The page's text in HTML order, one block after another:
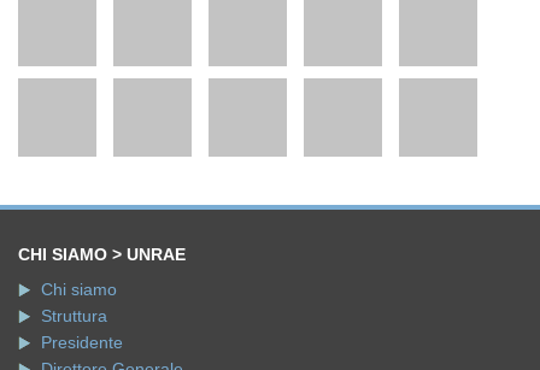
CHI SIAMO > UNRAE
Chi siamo
Struttura
Presidente